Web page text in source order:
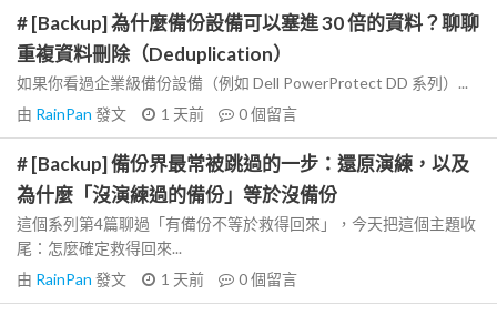
# [Backup] 為什麼備份設備可以塞進 30 倍的資料？聊聊
重複資料刪除（Deduplication）
如果你看過企業級備份設備（例如 Dell PowerProtect DD 系列）...
由 RainPan 發文 1 天前 0個留言
# [Backup] 備份界最常被跳過的一步：還原演練，以及
為什麼「沒演練過的備份」等於沒備份
這個系列第4篇聊過「有備份不等於救得回來」，今天把這個主題收
尾：怎麼確定救得回來...
由 RainPan 發文 1 天前 0個留言